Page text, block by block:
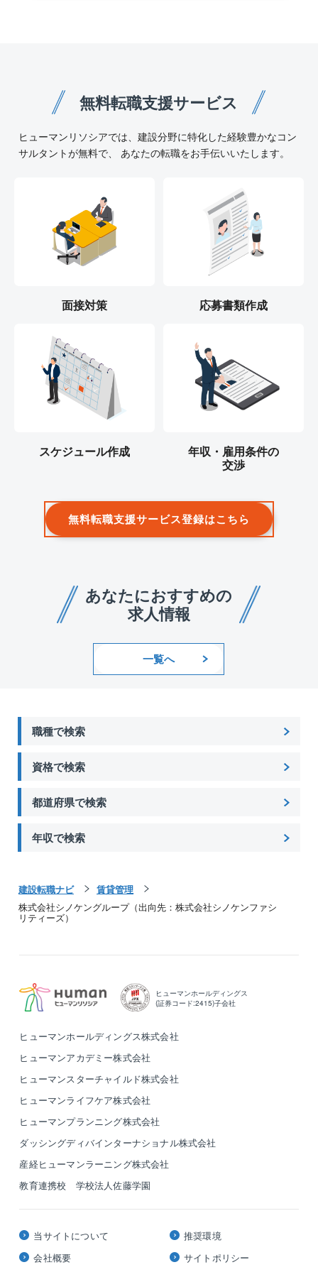
無料転職支援サービス
ヒューマンリソシアでは、建設分野に特化した経験豊かなコン
サルタントが無料で、 あなたの転職をお手伝いいたします。
面接対策 応募書類作成
スケジュール作成
年収・雇用条件の
交渉
無料転職支援サービス登録はこちら
あなたにおすすめの
求人情報
一覧へ
職種で検索
資格で検索
都道府県で検索
年収で検索
建設転職ナビ
賃貸管理
株式会社シノケングループ（出向先：株式会社シノケンファシ
リティーズ）
ヒューマンホールディングス
(証券コード:2415)子会社
ヒューマンホールディングス株式会社
ヒューマンアカデミー株式会社
ヒューマンスターチャイルド株式会社
ヒューマンライフケア株式会社
ヒューマンプランニング株式会社
ダッシングディバインターナショナル株式会社
産経ヒューマンラーニング株式会社
教育連携校 学校法人佐藤学園
当サイトについて
会社概要
推奨環境
サイトポリシー